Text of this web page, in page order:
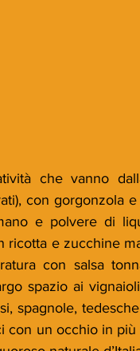
che vanno
con gorgonzola
e polvere di
ricotta e zucchine
con salsa
spazio ai
spagnole,
con un occhio in